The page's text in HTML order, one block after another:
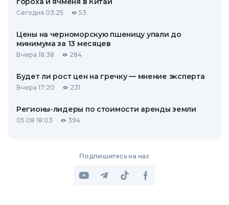
Сегодня 03:25 53
Цены на черноморскую пшеницу упали до
минимума за 13 месяцев
Вчера 18:38 284
Будет ли рост цен на гречку — мнение эксперта
Вчера 17:20 231
Регионы-лидеры по стоимости аренды земли
05.08 18:03 394
Подпишитесь на нас